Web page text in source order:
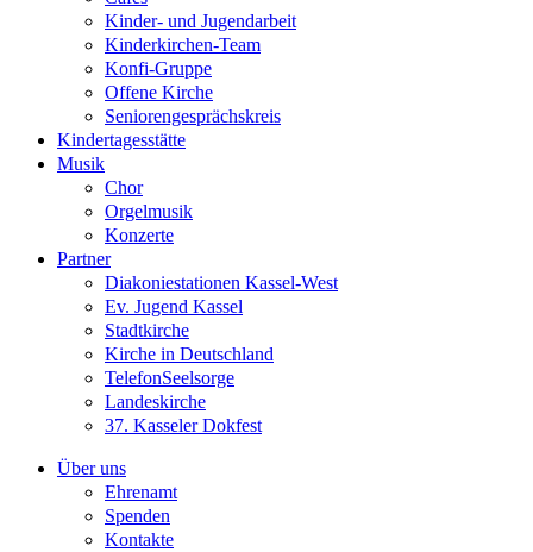
Kinder- und Jugendarbeit
Kinderkirchen-Team
Konfi-Gruppe
Offene Kirche
Seniorengesprächskreis
Kindertagesstätte
Musik
Chor
Orgelmusik
Konzerte
Partner
Diakoniestationen Kassel-West
Ev. Jugend Kassel
Stadtkirche
Kirche in Deutschland
TelefonSeelsorge
Landeskirche
37. Kasseler Dokfest
Über uns
Ehrenamt
Spenden
Kontakte